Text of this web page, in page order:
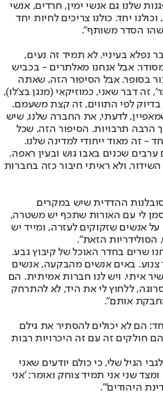
שלנו גם אנשי ימין, חרדים, אנשי
יחד. כולנו צריכים לחיות יחד
הסדר משותף".
נפלא בעיניי. לא תמיד זה נעים,
אבל אנחנו מאלתרים - בכביש
בסופר. אבל הסיפור הזה, שאתה
זה דבר שאני, כמוזיקאי (מנגן בצ'לו),
בדיוק לפי התווים, זה קצת משעמם.
לדעתי, את החברה שלנו, שיש
הרבה תרבויות. הסיפור הזה, שכל
- זה מאוד ייחודי למדינה שלנו.
שכנים באבו גוש ובעין ראפה.
ולא ראיתי חיבור כזה בחברות
ההדדית שיש במקרים
לי עם האורות שתכף יש משטרה,
אנשים שזקוקים לעזרה, ומייד יש
הזאת".
שרים בחדר האוכל של קיבוץ גבע.
צנוע. באים אנשים מהבקעה, אנשים
איתי. ויש לנו חברות אמיתית. הם
ללחוץ לי את היד, לא להתרחק
אותם".
הם לא יכולים להסתיר את גילם
חולקים זה עם זה היכרויות רבות
הגיל שלי, כי כולם יודעים שאני
שני אני תמיד צוחק ואומר: 'אני
היהודים'".